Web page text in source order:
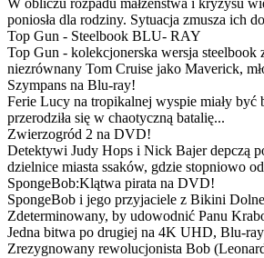
W obliczu rozpadu małżeństwa i kryzysu
poniosła dla rodziny. Sytuacja zmusza ich
Top Gun - Steelbook BLU- RAY
Top Gun - kolekcjonerska wersja
niezrównany Tom Cruise jako Maverick,
Szympans na Blu-ray!
Ferie Lucy na tropikalnej wyspie miały być
przerodziła się w chaotyczną batalię...
Zwierzogród 2 na DVD!
Detektywi Judy Hops i Nick Bajer depczą
dzielnice miasta ssaków, gdzie stopniowo
SpongeBob:Klątwa pirata na DVD!
SpongeBob i jego przyjaciele z Bikini
Zdeterminowany, by udowodnić Panu
Jedna bitwa po drugiej na 4K UHD, Blu-
Zrezygnowany rewolucjonista Bob